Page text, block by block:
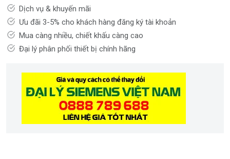
Dịch vụ & khuyến mãi
Ưu đãi 3-5% cho khách hàng đăng ký tài khoản
Mua càng nhiều, chiết khấu càng cao
Đại lý phân phối thiết bị chính hãng